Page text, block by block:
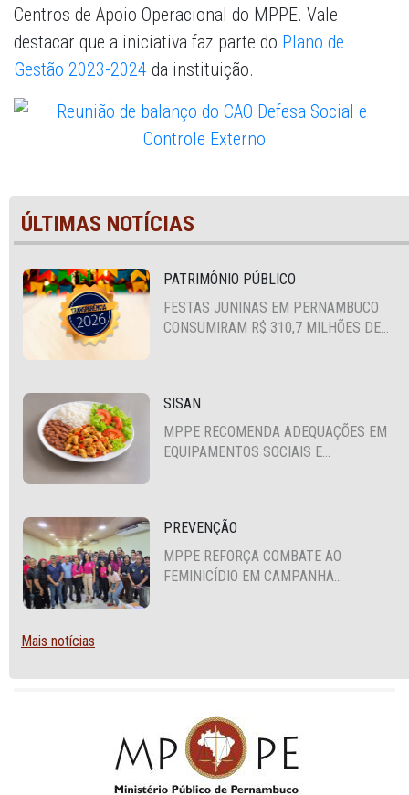
Centros de Apoio Operacional do MPPE. Vale
destacar que a iniciativa faz parte do Plano de
Gestão 2023-2024 da instituição.
ÚLTIMAS NOTÍCIAS
PATRIMÔNIO PÚBLICO
FESTAS JUNINAS EM PERNAMBUCO
CONSUMIRAM R$ 310,7 MILHÕES DE
SISAN
MPPE RECOMENDA ADEQUAÇÕES EM
EQUIPAMENTOS SOCIAIS E
PREVENÇÃO
MPPE REFORÇA COMBATE AO
FEMINICÍDIO EM CAMPANHA
Mais notícias